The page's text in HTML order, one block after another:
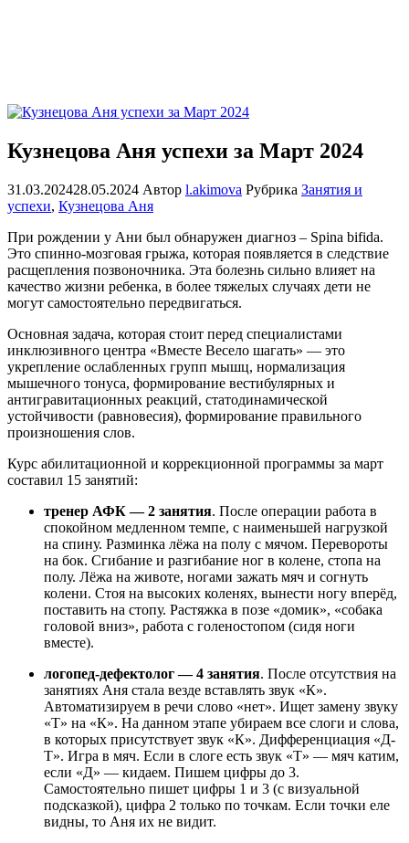
Кузнецова Аня успехи за Март 2024
31.03.202428.05.2024 Автор l.akimova Рубрика Занятия и
успехи, Кузнецова Аня
При рождении у Ани был обнаружен диагноз – Spina bifida.
Это спинно-мозговая грыжа, которая появляется в следствие
расщепления позвоночника. Эта болезнь сильно влияет на
качество жизни ребенка, в более тяжелых случаях дети не
могут самостоятельно передвигаться.
Основная задача, которая стоит перед специалистами
инклюзивного центра «Вместе Весело шагать» — это
укрепление ослабленных групп мышц, нормализация
мышечного тонуса, формирование вестибулярных и
антигравитационных реакций, статодинамической
устойчивости (равновесия), формирование правильного
произношения слов.
Курс абилитационной и коррекционной программы за март
составил 15 занятий:
тренер АФК — 2 занятия. После операции работа в
спокойном медленном темпе, с наименьшей нагрузкой
на спину. Разминка лёжа на полу с мячом. Перевороты
на бок. Сгибание и разгибание ног в колене, стопа на
полу. Лёжа на животе, ногами зажать мяч и согнуть
колени. Стоя на высоких коленях, вынести ногу вперёд,
поставить на стопу. Растяжка в позе «домик», «собака
головой вниз», работа с голеностопом (сидя ноги
вместе).
логопед-дефектолог — 4 занятия. После отсутствия на
занятиях Аня стала везде вставлять звук «К».
Автоматизируем в речи слово «нет». Ищет замену звуку
«Т» на «К». На данном этапе убираем все слоги и слова,
в которых присутствует звук «К». Дифференциация «Д-
Т». Игра в мяч. Если в слоге есть звук «Т» — мяч катим,
если «Д» — кидаем. Пишем цифры до 3.
Самостоятельно пишет цифры 1 и 3 (с визуальной
подсказкой), цифра 2 только по точкам. Если точки еле
видны, то Аня их не видит.